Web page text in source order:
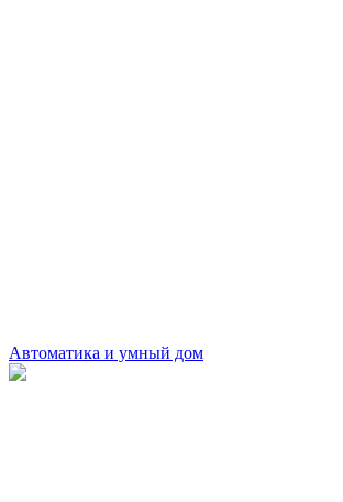
Автоматика и умный дом